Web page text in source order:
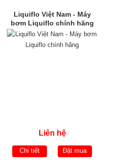
Liquiflo Việt Nam - Máy
bơm Liquiflo chính hãng
Liên hệ
Chi tiết Đặt mua